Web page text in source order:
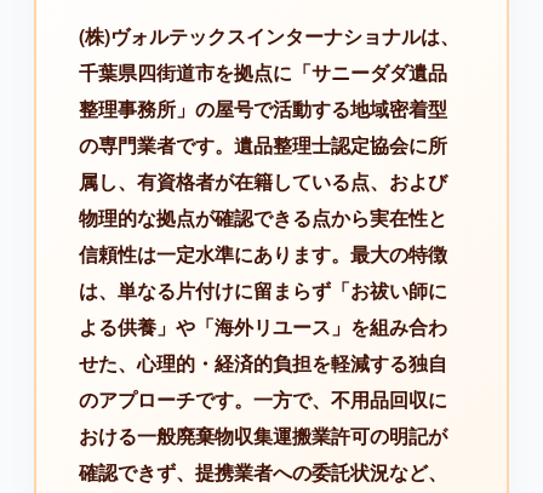
(株)ヴォルテックスインターナショナルは、
千葉県四街道市を拠点に「サニーダダ遺品
整理事務所」の屋号で活動する地域密着型
の専門業者です。遺品整理士認定協会に所
属し、有資格者が在籍している点、および
物理的な拠点が確認できる点から実在性と
信頼性は一定水準にあります。最大の特徴
は、単なる片付けに留まらず「お祓い師に
よる供養」や「海外リユース」を組み合わ
せた、心理的・経済的負担を軽減する独自
のアプローチです。一方で、不用品回収に
おける一般廃棄物収集運搬業許可の明記が
確認できず、提携業者への委託状況など、